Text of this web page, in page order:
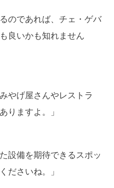
のであれば、チェ・ゲバ
良いかも知れません
やげ屋さんやレストラ
りますよ。」
設備を期待できるスポッ
ださいね。」